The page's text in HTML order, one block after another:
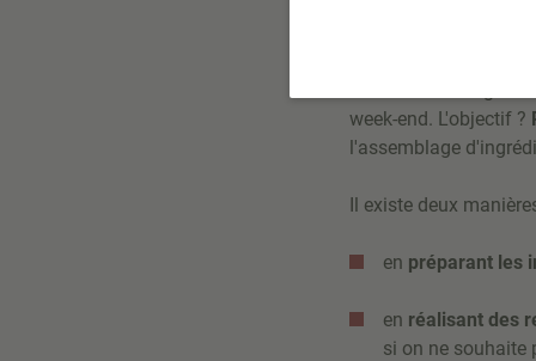
week-end. L'objectif ?
l'assemblage
Il existe deux
en préparant les
en réalisant des
si on ne souhaite